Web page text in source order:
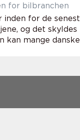
for bilbranchen
for de
og det
kan mange